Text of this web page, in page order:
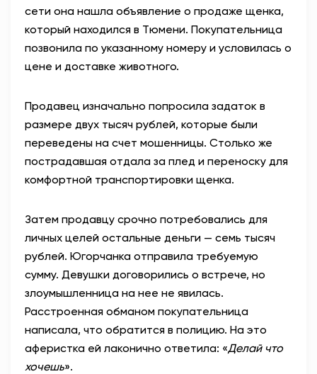
сети она нашла объявление о продаже щенка,
который находился в Тюмени. Покупательница
позвонила по указанному номеру и условилась о
цене и доставке животного.
Продавец изначально попросила задаток в
размере двух тысяч рублей, которые были
переведены на счет мошенницы. Столько же
пострадавшая отдала за плед и переноску для
комфортной транспортировки щенка.
Затем продавцу срочно потребовались для
личных целей остальные деньги — семь тысяч
рублей. Югорчанка отправила требуемую
сумму. Девушки договорились о встрече, но
злоумышленница на нее не явилась.
Расстроенная обманом покупательница
написала, что обратится в полицию. На это
аферистка ей лаконично ответила: «Делай что
хочешь».